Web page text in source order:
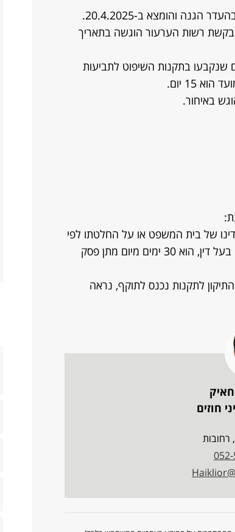
ההליך שלנו נפתח בינואר 2025. פסק דין ניתן בהעדר הגנה והומצא ב-20.4.2025.
לביטולו נדחתה והומצאה ב11.5.2025. בקשת רשות הערעור הוגשה בתאריך
שנקבעו בתקנות השיפוט לתביעות
באיחור.
של בית המשפט או על החלטתו לפי
תקנה 12 לגבי בקשה לבטל החלטה שלא בפני בעל דין, הוא 30 ימים מיום מתן פסק
ביום 11.5.25, לאחר שהתיקון לתקנות נכנס לתוקף, נראה
חוזים